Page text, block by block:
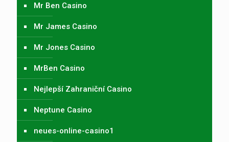
Mr Ben Casino
Mr James Casino
Mr Jones Casino
MrBen Casino
Nejlepší Zahraniční Casino
Neptune Casino
neues-online-casino1